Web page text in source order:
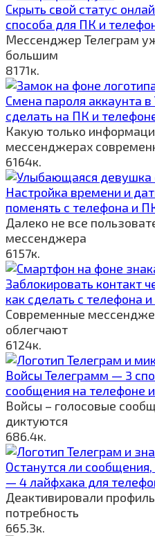
Скрыть свой статус
способа для ПК и
Мессенджер Телеграм
большим
8171к.
Смена пароля аккаунта
сделать на ПК и
Какую только
мессенджерах
6164к.
Настройка времени и
поменять с телефона и
Далеко не все
мессенджера
6157к.
Заблокировать контакт
как сделать с телефона
Современные
облегчают
6124к.
Войсы Телеграмм — 3
сообщения на телефоне
Войсы – голосовые
диктуются
686.4к.
Останутся ли
— 4 лайфхака для
Деактивировали
потребность
665.3к.